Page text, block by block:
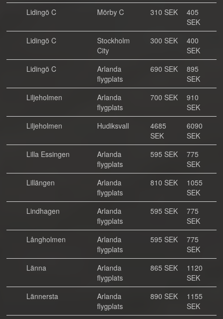
Lidingö C
Mörby C 310 SEK
405
SEK
Lidingö C
Stockholm
City
300 SEK
400
SEK
Lidingö C
Arlanda
flygplats
690 SEK
895
SEK
Liljeholmen
Arlanda
flygplats
700 SEK
910
SEK
Liljeholmen
Hudiksvall
4685
SEK
6090
SEK
Lilla Essingen
Arlanda
flygplats
595 SEK
775
SEK
Lillängen
Arlanda
flygplats
810 SEK
1055
SEK
Lindhagen
Arlanda
flygplats
595 SEK
775
SEK
Långholmen
Arlanda
flygplats
595 SEK
775
SEK
Länna
Arlanda
flygplats
865 SEK
1120
SEK
Lännersta
Arlanda
flygplats
890 SEK
1155
SEK